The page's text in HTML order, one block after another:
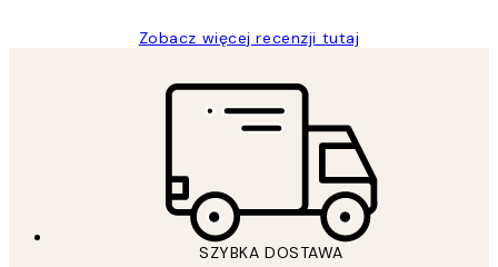
Zobacz więcej recenzji tutaj
SZYBKA DOSTAWA